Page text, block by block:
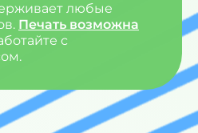
любые
Печать возможна
с